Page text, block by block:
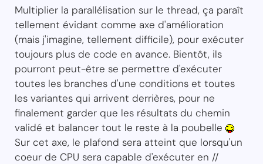
Multiplier la parallélisation sur le thread, ça paraît
tellement évidant comme axe d'amélioration
(mais j'imagine, tellement difficile), pour exécuter
toujours plus de code en avance. Bientôt, ils
pourront peut-être se permettre d'exécuter
toutes les branches d'une conditions et toutes
les variantes qui arrivent derrières, pour ne
finalement garder que les résultats du chemin
validé et balancer tout le reste à la poubelle
Sur cet axe, le plafond sera atteint que lorsqu'un
coeur de CPU sera capable d'exécuter en //